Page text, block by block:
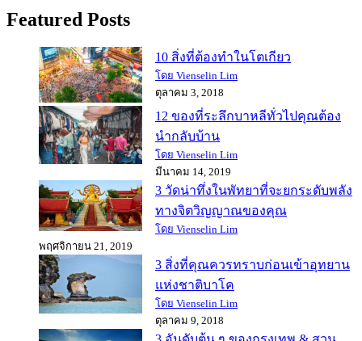
Featured Posts
10 สิ่งที่ต้องทำในโตเกียว
โดย Vienselin Lim
ตุลาคม 3, 2018
12 ของที่ระลึกบาหลีทั่วไปคุณต้อง
นำกลับบ้าน
โดย Vienselin Lim
มีนาคม 14, 2019
3 วัดน่าทึ่งในพัทยาที่จะยกระดับพลัง
ทางจิตวิญญาณของคุณ
โดย Vienselin Lim
พฤศจิกายน 21, 2019
3 สิ่งที่คุณควรทราบก่อนเข้าอุทยาน
แห่งชาติบาโค
โดย Vienselin Lim
ตุลาคม 9, 2018